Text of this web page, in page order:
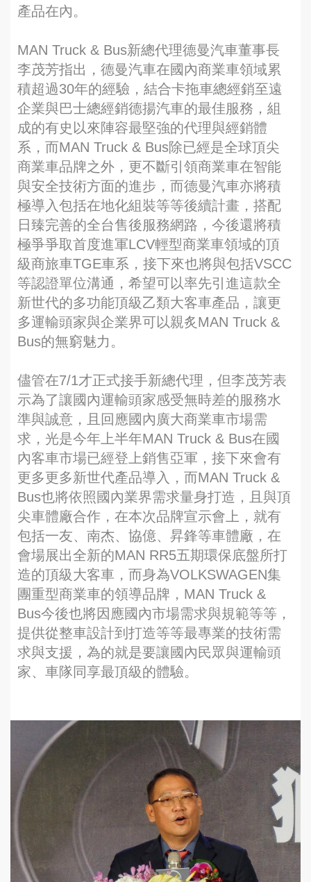
產品在內。
MAN Truck & Bus新總代理德曼汽車董事長
李茂芳指出，德曼汽車在國內商業車領域累
積超過30年的經驗，結合卡拖車總經銷至遠
企業與巴士總經銷德揚汽車的最佳服務，組
成的有史以來陣容最堅強的代理與經銷體
系，而MAN Truck & Bus除已經是全球頂尖
商業車品牌之外，更不斷引領商業車在智能
與安全技術方面的進步，而德曼汽車亦將積
極導入包括在地化組裝等等後續計畫，搭配
日臻完善的全台售後服務網路，今後還將積
極爭爭取首度進軍LCV輕型商業車領域的頂
級商旅車TGE車系，接下來也將與包括VSCC
等認證單位溝通，希望可以率先引進這款全
新世代的多功能頂級乙類大客車產品，讓更
多運輸頭家與企業界可以親炙MAN Truck &
Bus的無窮魅力。
儘管在7/1才正式接手新總代理，但李茂芳表
示為了讓國內運輸頭家感受無時差的服務水
準與誠意，且回應國內廣大商業車市場需
求，光是今年上半年MAN Truck & Bus在國
內客車市場已經登上銷售亞軍，接下來會有
更多更多新世代產品導入，而MAN Truck &
Bus也將依照國內業界需求量身打造，且與頂
尖車體廠合作，在本次品牌宣示會上，就有
包括一友、南杰、協億、昇鋒等車體廠，在
會場展出全新的MAN RR5五期環保底盤所打
造的頂級大客車，而身為VOLKSWAGEN集
團重型商業車的領導品牌，MAN Truck &
Bus今後也將因應國內市場需求與規範等等，
提供從整車設計到打造等等最專業的技術需
求與支援，為的就是要讓國內民眾與運輸頭
家、車隊同享最頂級的體驗。